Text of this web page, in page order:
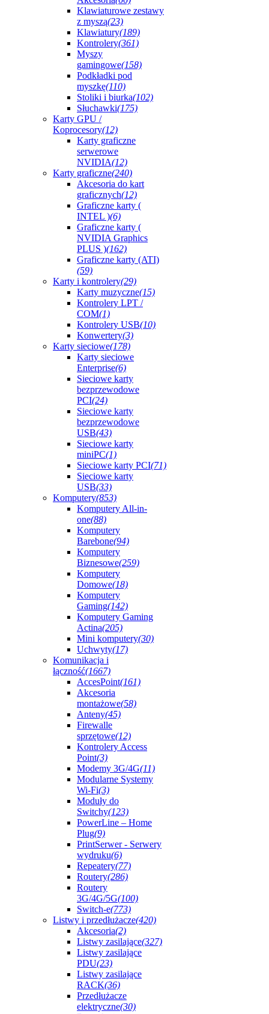
Klawiaturowe zestawy
z myszą(23)
Klawiatury(189)
Kontrolery(361)
Myszy
gamingowe(158)
Podkładki pod
myszkę(110)
Stoliki i biurka(102)
Słuchawki(175)
Karty GPU /
Koprocesory(12)
Karty graficzne
serwerowe
NVIDIA(12)
Karty graficzne(240)
Akcesoria do kart
graficznych(12)
Graficzne karty (
INTEL )(6)
Graficzne karty (
NVIDIA Graphics
PLUS )(162)
Graficzne karty (ATI)
(59)
Karty i kontrolery(29)
Karty muzyczne(15)
Kontrolery LPT /
COM(1)
Kontrolery USB(10)
Konwertery(3)
Karty sieciowe(178)
Karty sieciowe
Enterprise(6)
Sieciowe karty
bezprzewodowe
PCI(24)
Sieciowe karty
bezprzewodowe
USB(43)
Sieciowe karty
miniPC(1)
Sieciowe karty PCI(71)
Sieciowe karty
USB(33)
Komputery(853)
Komputery All-in-
one(88)
Komputery
Barebone(94)
Komputery
Biznesowe(259)
Komputery
Domowe(18)
Komputery
Gaming(142)
Komputery Gaming
Actina(205)
Mini komputery(30)
Uchwyty(17)
Komunikacja i
łączność(1667)
AccesPoint(161)
Akcesoria
montażowe(58)
Anteny(45)
Firewalle
sprzętowe(12)
Kontrolery Access
Point(3)
Modemy 3G/4G(11)
Modularne Systemy
Wi-Fi(3)
Moduły do
Switchy(123)
PowerLine – Home
Plug(9)
PrintSerwer - Serwery
wydruku(6)
Repeatery(77)
Routery(286)
Routery
3G/4G/5G(100)
Switch-e(773)
Listwy i przedłużacze(420)
Akcesoria(2)
Listwy zasilające(327)
Listwy zasilające
PDU(23)
Listwy zasilające
RACK(36)
Przedłużacze
elektryczne(30)